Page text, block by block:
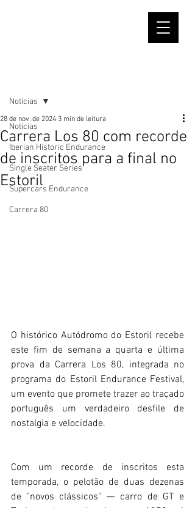
Notícias
Iberian Historic Endurance
Single Seater Series
Supercars Endurance
Carrera 80
Notícias
Carrera Los 80 com recorde
de inscritos para a final no
Estoril
28 de nov. de 2024 3 min de leitura
O histórico Autódromo do Estoril recebe
este fim de semana a quarta e última
prova da Carrera Los 80, integrada no
programa do Estoril Endurance Festival,
um evento que promete trazer ao traçado
português um verdadeiro desfile de
nostalgia e velocidade.
Com um recorde de inscritos esta
temporada, o pelotão de duas dezenas
de "novos clássicos" — carro de GT e